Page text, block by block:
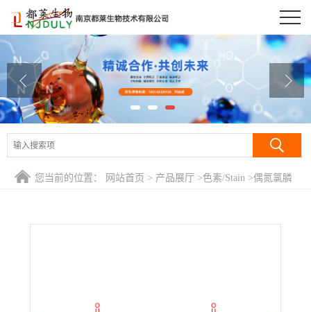
公司首页
公司介绍
公司动态
产品展厅
证书荣誉
您当前的位置： 网站首页 > 产品展厅 >色素/Stain >偶氮氯膦